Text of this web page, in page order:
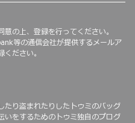
意の上、登録を行ってください。
等の通信会社が提供するメールア
ださい。
たり盗まれたりしたトゥミのバッグ
いをするためのトゥミ独自のプログ